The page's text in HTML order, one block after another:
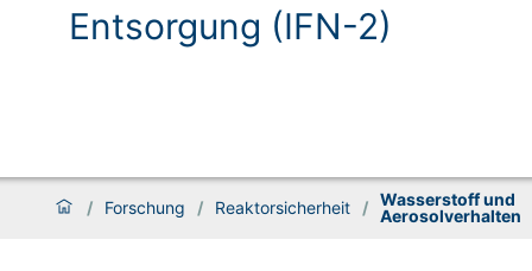
Entsorgung (IFN-2)
/ Forschung / Reaktorsicherheit / Wasserstoff und
Aerosolverhalten